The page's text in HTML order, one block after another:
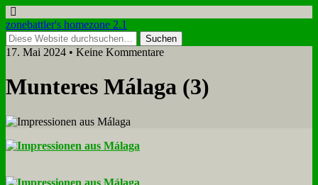
zonebattler's homezone 2.1
17. Mai 2024 • Keine Kommentare
Mun­te­res Má­la­ga (3)